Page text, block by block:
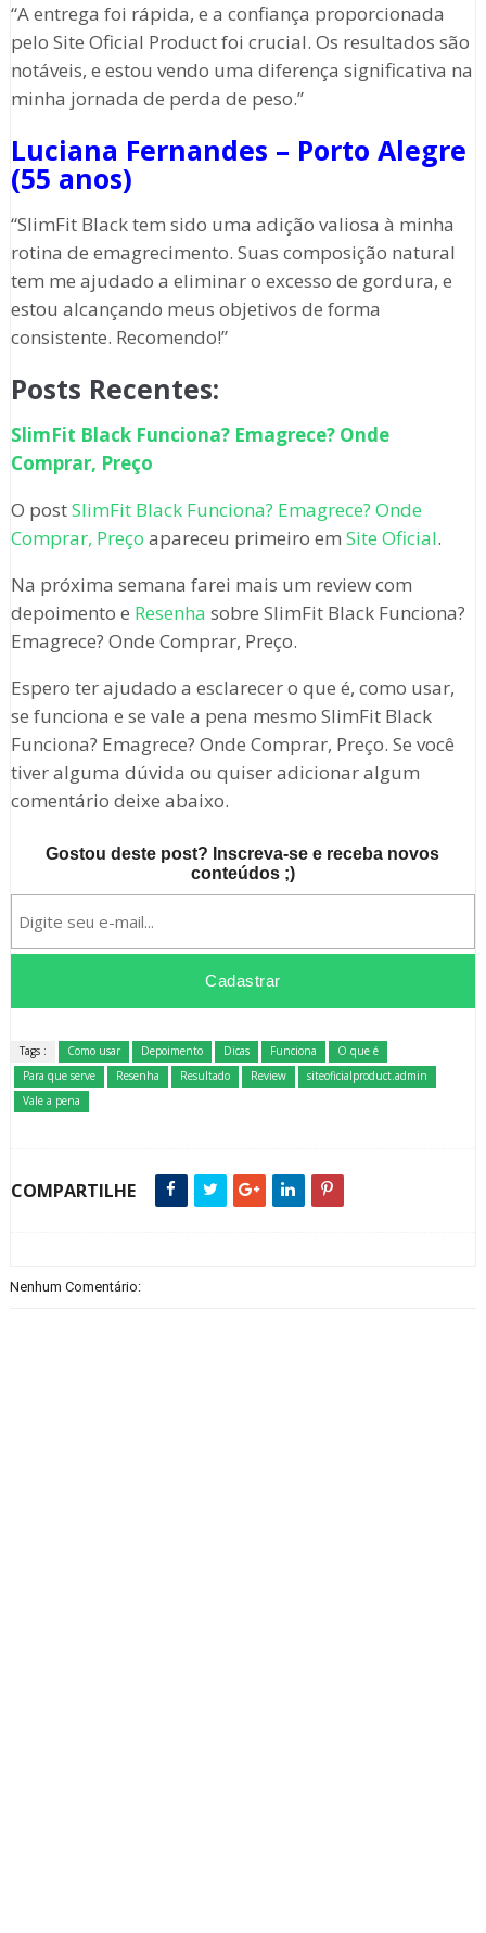
“A entrega foi rápida, e a confiança proporcionada
pelo Site Oficial Product foi crucial. Os resultados são
notáveis, e estou vendo uma diferença significativa na
minha jornada de perda de peso.”
Luciana Fernandes – Porto Alegre
(55 anos)
“SlimFit Black tem sido uma adição valiosa à minha
rotina de emagrecimento. Suas composição natural
tem me ajudado a eliminar o excesso de gordura, e
estou alcançando meus objetivos de forma
consistente. Recomendo!”
Posts Recentes:
SlimFit Black Funciona? Emagrece? Onde
Comprar, Preço
O postSlimFit Black Funciona? Emagrece? Onde
Comprar, Preço apareceu primeiro em Site Oficial.
Na próxima semana farei mais um review com
depoimento e Resenha sobre SlimFit Black Funciona?
Emagrece? Onde Comprar, Preço.
Espero ter ajudado a esclarecer o que é, como usar,
se funciona e se vale a pena mesmo SlimFit Black
Funciona? Emagrece? Onde Comprar, Preço. Se você
tiver alguma dúvida ou quiser adicionar algum
comentário deixe abaixo.
Gostou deste post? Inscreva-se e receba novos
conteúdos ;)
Tags : Como usar Depoimento Dicas Funciona
O que é
Para que serve
Resenha Resultado Review
siteoficialproduct.admin
Vale a pena
COMPARTILHE
Nenhum Comentário: